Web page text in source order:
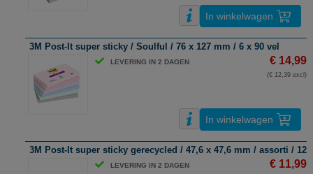
In winkelwagen
3M Post-It super sticky / Soulful / 76 x 127 mm / 6 x 90 vel
LEVERING IN 2 DAGEN € 14,99
(€ 12,39 excl)
In winkelwagen
3M Post-It super sticky gerecycled / 47,6 x 47,6 mm / assorti / 12
LEVERING IN 2 DAGEN € 11,99